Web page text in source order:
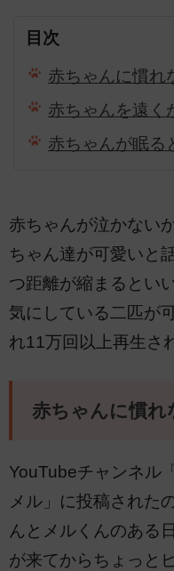
目次
赤ちゃんに慣れ
赤ちゃんを遠く
赤ちゃんが眠
赤ちゃんが泣かない
ちゃん達が可愛いと
つ距離が縮まるとい
気にしている二匹が
れ11万回以上再生さ
赤ちゃんに慣れ
YouTubeチャンネル
メル」に投稿された
んとメルくんのある
が来てからちょっと